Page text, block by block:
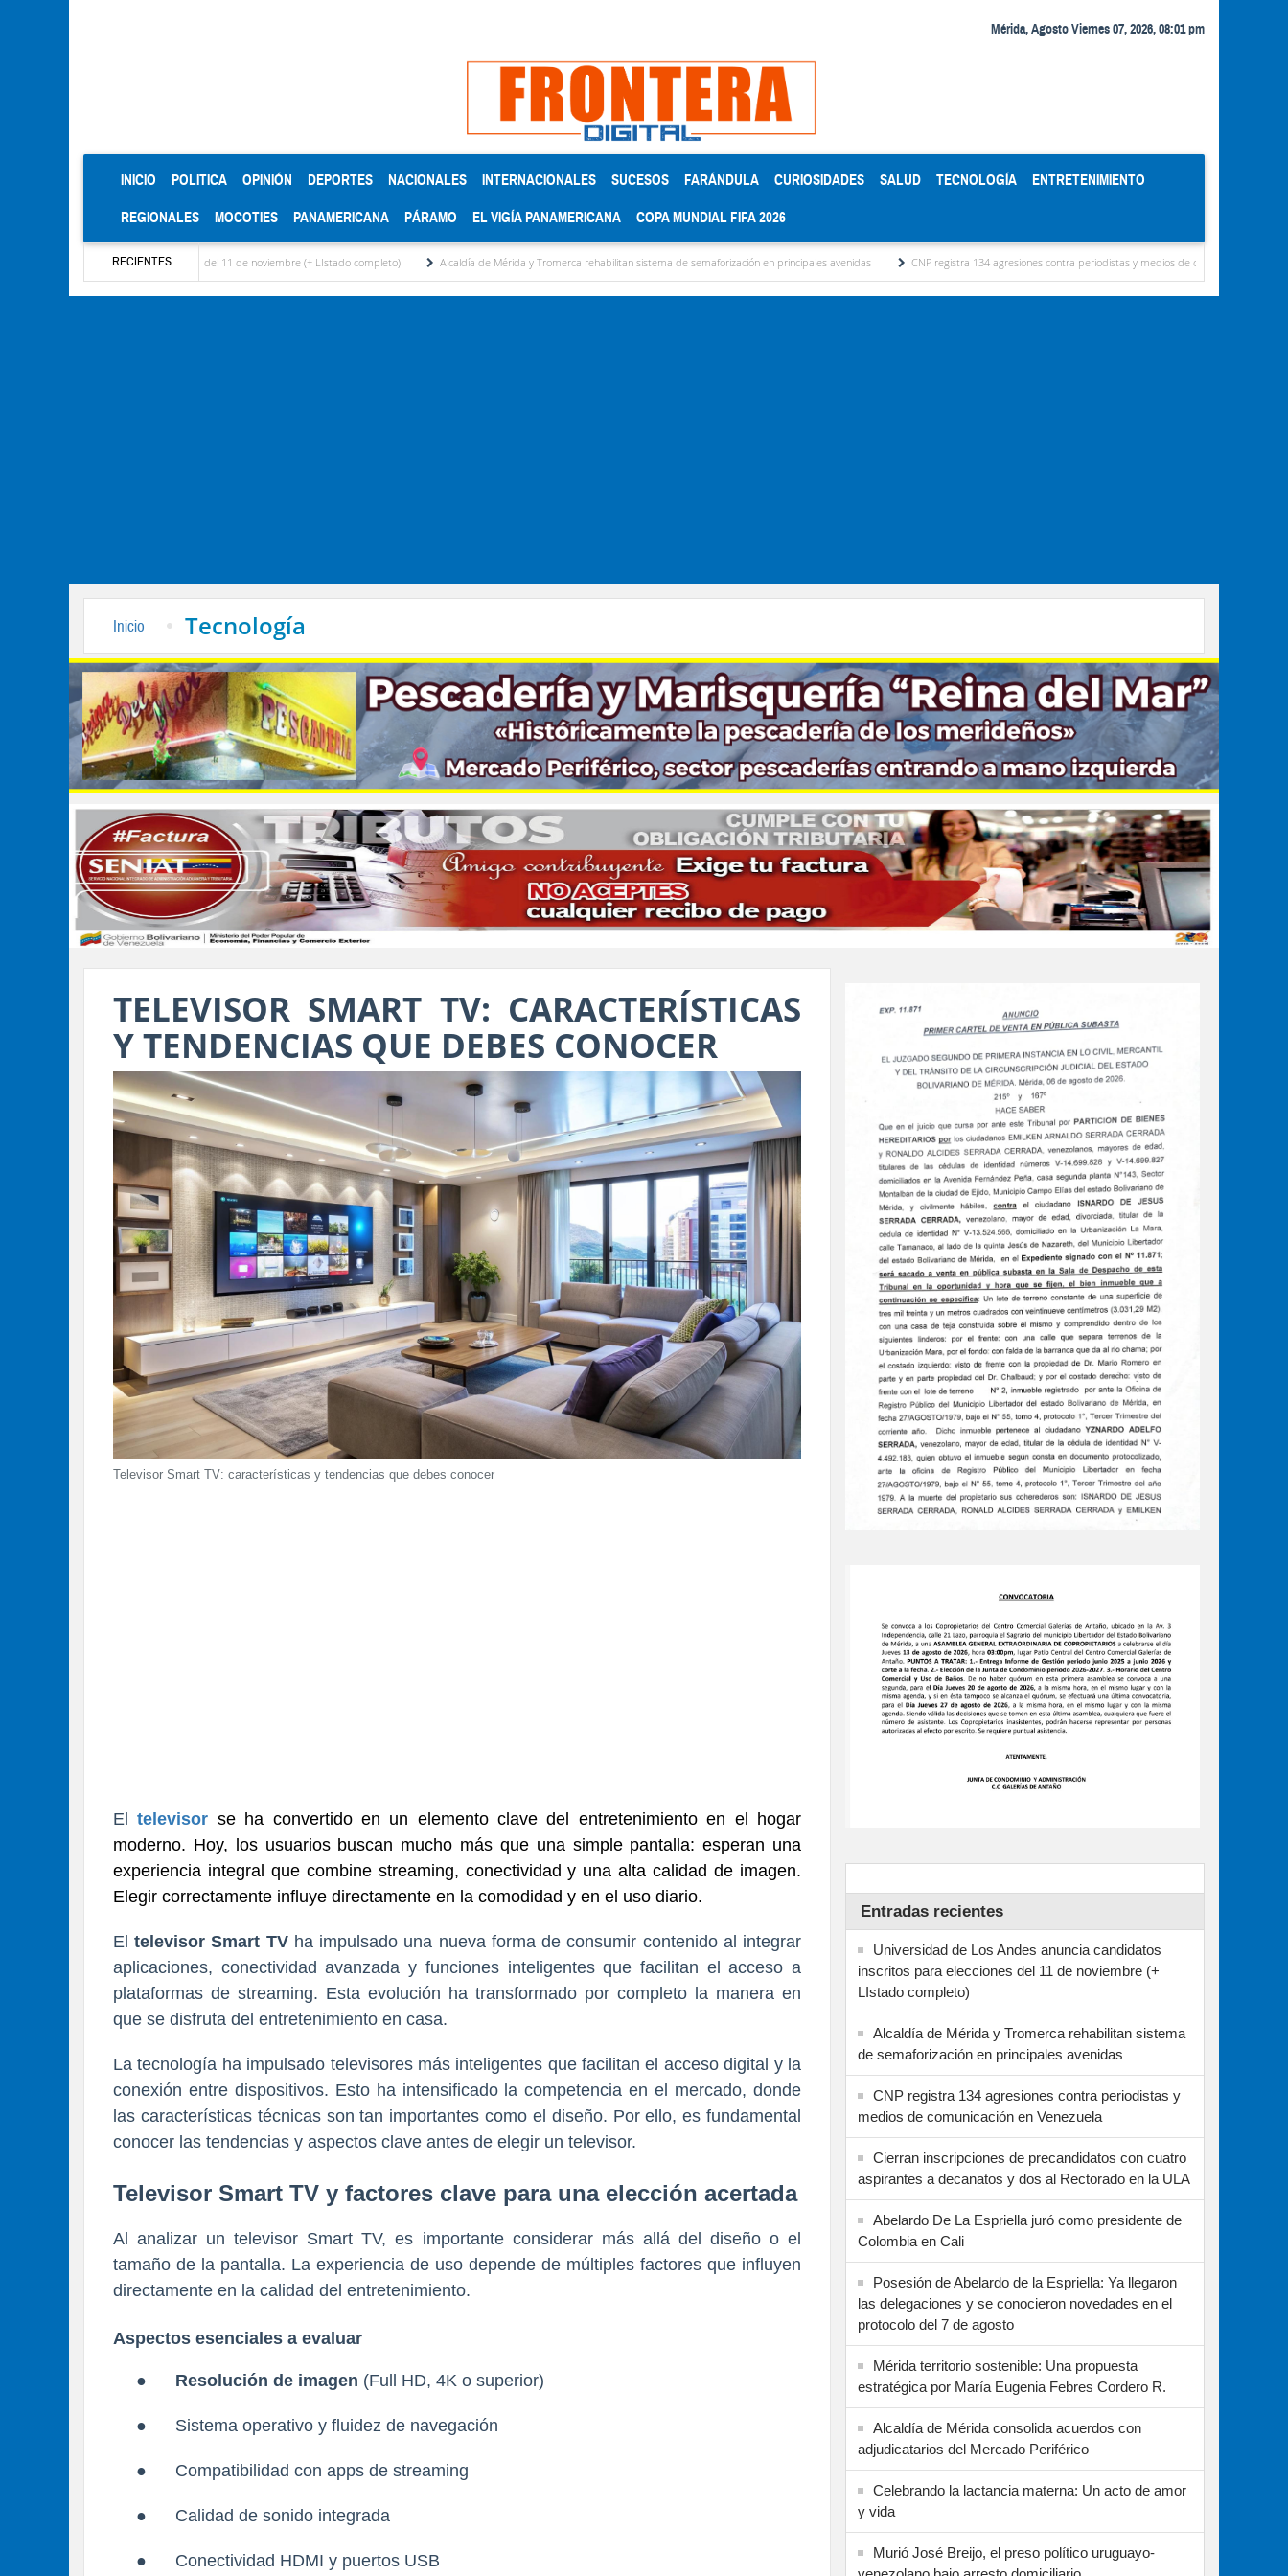
Mérida, Agosto Viernes 07, 2026, 08:01 pm
INICIO (CURRENT)
POLITICA OPINIÓN DEPORTES NACIONALES INTERNACIONALES SUCESOS FARÁNDULA CURIOSIDADES SALUD TECNOLOGÍA ENTRETENIMIENTO
REGIONALES MOCOTIES PANAMERICANA PÁRAMO EL VIGÍA PANAMERICANA COPA MUNDIAL FIFA 2026
RECIENTES
para elecciones del 11 de noviembre (+ LIstado completo) Alcaldía de Mérida y Tromerca rehabilitan sistema de semaforización en principales avenidas CNP registra 134 agresiones contra periodistas y medios de comunicación en Venezuela
Inicio Tecnología
TELEVISOR SMART TV: CARACTERÍSTICAS
Y TENDENCIAS QUE DEBES CONOCER
Televisor Smart TV: características y tendencias que debes conocer
Eltelevisor se ha convertido en un elemento clave del entretenimiento en el hogar
moderno. Hoy, los usuarios buscan mucho más que una simple pantalla: esperan una
experiencia integral que combine streaming, conectividad y una alta calidad de imagen.
Elegir correctamente influye directamente en la comodidad y en el uso diario.
Eltelevisor Smart TVha impulsado una nueva forma de consumir contenido al integrar
aplicaciones, conectividad avanzada y funciones inteligentes que facilitan el acceso a
plataformas de streaming. Esta evolución ha transformado por completo la manera en
que se disfruta del entretenimiento en casa.
La tecnología ha impulsado televisores más inteligentes que facilitan el acceso digital y la
conexión entre dispositivos. Esto ha intensificado la competencia en el mercado, donde
las características técnicas son tan importantes como el diseño. Por ello, es fundamental
conocer las tendencias y aspectos clave antes de elegir un televisor.
Televisor Smart TV y factores clave para una elección acertada
Al analizar un televisor Smart TV, es importante considerar más allá del diseño o el
tamaño de la pantalla. La experiencia de uso depende de múltiples factores que influyen
directamente en la calidad del entretenimiento.
Aspectos esenciales a evaluar
● Resolución de imagen (Full HD, 4K o superior)
● Sistema operativo y fluidez de navegación
● Compatibilidad con apps de streaming
● Calidad de sonido integrada
● Conectividad HDMI y puertos USB
Entradas recientes
Universidad de Los Andes anuncia candidatos
inscritos para elecciones del 11 de noviembre (+
LIstado completo)
Alcaldía de Mérida y Tromerca rehabilitan sistema
de semaforización en principales avenidas
CNP registra 134 agresiones contra periodistas y
medios de comunicación en Venezuela
Cierran inscripciones de precandidatos con cuatro
aspirantes a decanatos y dos al Rectorado en la ULA
Abelardo De La Espriella juró como presidente de
Colombia en Cali
Posesión de Abelardo de la Espriella: Ya llegaron
las delegaciones y se conocieron novedades en el
protocolo del 7 de agosto
Mérida territorio sostenible: Una propuesta
estratégica por María Eugenia Febres Cordero R.
Alcaldía de Mérida consolida acuerdos con
adjudicatarios del Mercado Periférico
Celebrando la lactancia materna: Un acto de amor
y vida
Murió José Breijo, el preso político uruguayo-